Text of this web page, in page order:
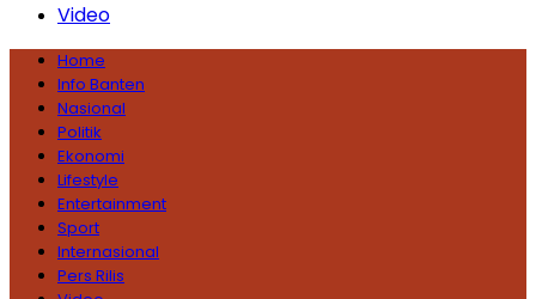
Video
Home
Info Banten
Nasional
Politik
Ekonomi
Lifestyle
Entertainment
Sport
Internasional
Pers Rilis